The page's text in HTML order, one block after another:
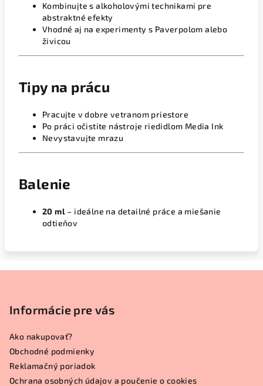
Kombinujte s alkoholovými technikami pre
abstraktné efekty
Vhodné aj na experimenty s Paverpolom alebo
živicou
Tipy na prácu
Pracujte v dobre vetranom priestore
Po práci očistite nástroje riedidlom Media Ink
Nevystavujte mrazu
Balenie
20 ml – ideálne na detailné práce a miešanie
odtieňov
Informácie pre vás
Ako nakupovať?
Obchodné podmienky
Reklamačný poriadok
Ochrana osobných údajov a poučenie o cookies